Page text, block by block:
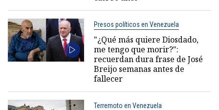
Presos políticos en Venezuela
"¿Qué más quiere Diosdado,
me tengo que morir?":
recuerdan dura frase de José
Breijo semanas antes de
fallecer
Terremoto en Venezuela